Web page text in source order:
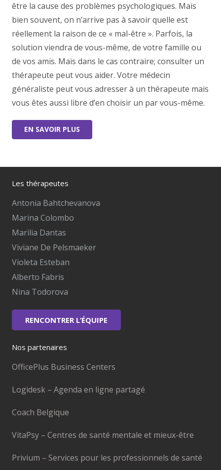
être la cause des problèmes psychologiques. Mais
bien souvent, on n’arrive pas à savoir quelle est
réellement la raison de ce « mal-être ». Parfois, la
solution viendra de vous-même, de votre famille ou
de vos amis. Mais dans le cas contraire; consulter un
thérapeute peut vous aider. Votre médecin
généraliste peut vous adresser à un thérapeute mais
vous êtes aussi libre d’en choisir un par vous-même.
EN SAVOIR PLUS
Les thérapeutes
Antonia Bahtchevanova
Marina Colombo
Marilia Dantas
Viviane De Pelsmaeker
Violeta Esteban
Alberto Fabris
Nina Todorova
RENCONTRER L’ÉQUIPE
Nos partenaires
OfficePlus Business Centers
Logidesk – Agenda en ligne partagé
Coach Belgique
VitaPsy – Centres de santé mentale et mieux-être
Privium – Services pour les professionnels de santé